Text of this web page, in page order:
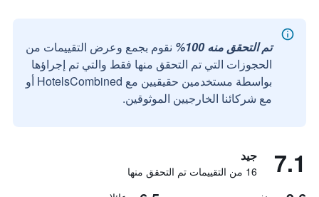
تم التحقق منه 100%
نقوم بجمع وعرض التقييمات من
الحجوزات التي تم التحقق منها فقط والتي تم إجراؤها
بواسطة مستخدمين حقيقيين مع HotelsCombined أو
مع شركائنا الخارجيين الموثوقين.
7.1 جيد
16 من التقييمات تم التحقق منها